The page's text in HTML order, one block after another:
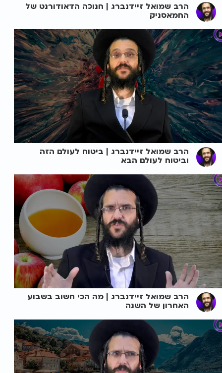
הרב שמואל זיידנברג | חנוכה הדאודורנט של
החמאסניק
הרב שמואל זיידנברג | ביטוח לעולם הזה
וביטוח לעולם הבא
הרב שמואל זיידנברג | מה הכי חשוב בשבוע
האחרון של השנה